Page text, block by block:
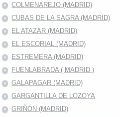
COLMENAREJO (MADRID)
CUBAS DE LA SAGRA (MADRID)
EL ATAZAR (MADRID)
EL ESCORIAL (MADRID)
ESTREMERA (MADRID)
FUENLABRADA ( MADRID )
GALAPAGAR (MADRID)
GARGANTILLA DE LOZOYA
GRIÑÓN (MADRID)